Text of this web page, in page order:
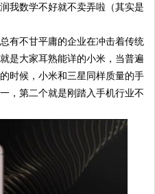
我数学不好就不卖弄啦（其实是
有不甘平庸的企业在冲击着传统
是大家耳熟能详的小米，当普遍
时候，小米和三星同样质量的手
，第二个就是刚踏入手机行业不